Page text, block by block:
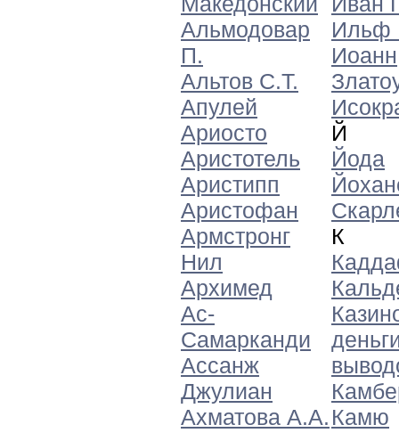
Альмодовар
П.
Альтов С.Т.
Апулей
Ариосто
Аристотель
Аристипп
Аристофан
Армстронг
Нил
Архимед
Ас-
Самарканди
Ассанж
Джулиан
Ахматова А.А.
Ильф
Иоанн
Й
Йода
К
Камю